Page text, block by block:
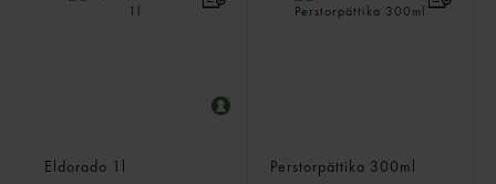
Eldorado 1l Perstorpättika 300ml